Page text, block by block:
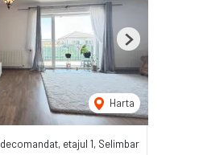
Harta
Next
etajul 1, Selimbar